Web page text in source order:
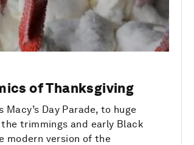
of Thanksgiving
Macy’s Day Parade, to huge
trimmings and early Black
modern version of the